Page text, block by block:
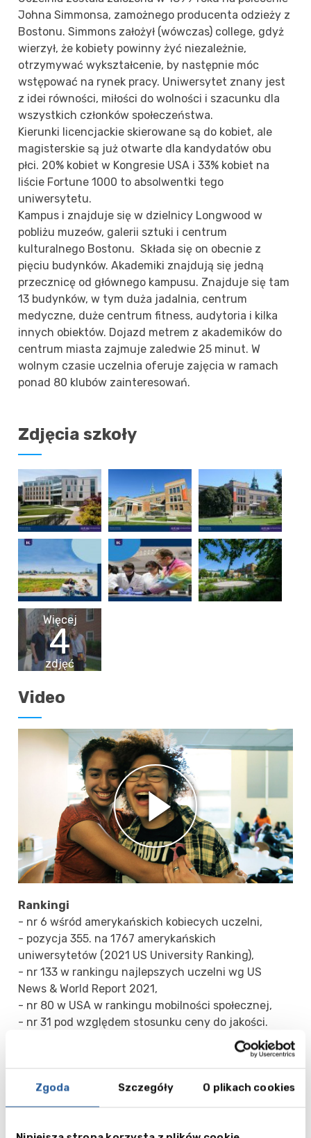
Zgoda Szczegóły O plikach cookies
Johna Simmonsa, zamożnego producenta odzieży z
Bostonu. Simmons założył (wówczas) college, gdyż
wierzył, że kobiety powinny żyć niezależnie,
otrzymywać wykształcenie, by następnie móc
wstępować na rynek pracy. Uniwersytet znany jest
z idei równości, miłości do wolności i szacunku dla
wszystkich członków społeczeństwa.
Kierunki licencjackie skierowane są do kobiet, ale
magisterskie są już otwarte dla kandydatów obu
płci. 20% kobiet w Kongresie USA i 33% kobiet na
liście Fortune 1000 to absolwentki tego
uniwersytetu.
Kampus i znajduje się w dzielnicy Longwood w
pobliżu muzeów, galerii sztuki i centrum
kulturalnego Bostonu. Składa się on obecnie z
pięciu budynków. Akademiki znajdują się jedną
przecznicę od głównego kampusu. Znajduje się tam
13 budynków, w tym duża jadalnia, centrum
medyczne, duże centrum fitness, audytoria i kilka
innych obiektów. Dojazd metrem z akademików do
centrum miasta zajmuje zaledwie 25 minut. W
wolnym czasie uczelnia oferuje zajęcia w ramach
ponad 80 klubów zainteresowań.
Zdjęcia szkoły
Więcej
4
zdjęć
Video
Rankingi
- nr 6 wśród amerykańskich kobiecych uczelni,
- pozycja 355. na 1767 amerykańskich
uniwersytetów (2021 US University Ranking),
- nr 133 w rankingu najlepszych uczelni wg US
News & World Report 2021,
- nr 80 w USA w rankingu mobilności społecznej,
- nr 31 pod względem stosunku ceny do jakości.
sztuki, malarstwa i projektowania, matematyki,
biznesu i finansów, muzyki i sztuk scenicznych,